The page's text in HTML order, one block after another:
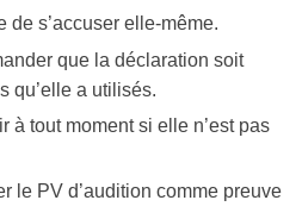
de s’accuser elle-même.
que la déclaration soit
qu’elle a utilisés.
à tout moment si elle n’est pas
le PV d’audition comme preuve